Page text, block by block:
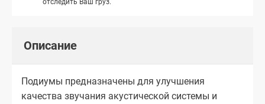
Описание
Подиумы предназначены для улучшения
качества звучания акустической системы и